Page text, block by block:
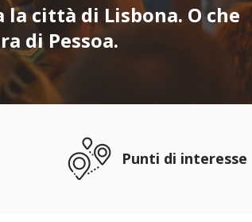
la città di Lisbona. O che
di Pessoa.
Punti di interesse